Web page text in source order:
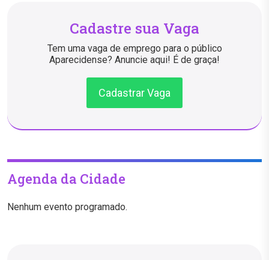
Cadastre sua Vaga
Tem uma vaga de emprego para o público
Aparecidense? Anuncie aqui! É de graça!
Cadastrar Vaga
Agenda da Cidade
Nenhum evento programado.